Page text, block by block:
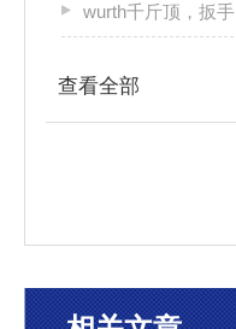
wurth千斤顶，扳手
查看全部